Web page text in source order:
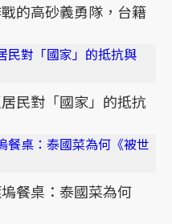
的高砂義勇隊，台籍
民對「國家」的抵抗
餐桌：泰國菜為何